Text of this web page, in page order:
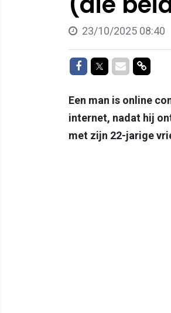
23/10/2025 08:40
Delen op Facebook
Delen op
Delen via
Een man is online
internet, nadat hij
met zijn 22-jarige